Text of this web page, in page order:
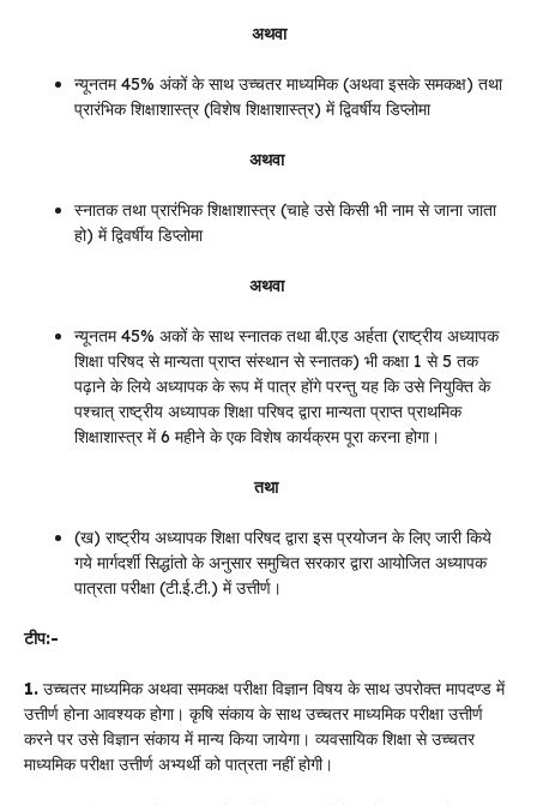
अथवा
न्यूनतम 45% अंकों के साथ उच्चतर माध्यमिक (अथवा इसके समकक्ष) तथा
प्रारंभिक शिक्षाशास्त्र (विशेष शिक्षाशास्त्र) में द्विवर्षीय डिप्लोमा
अथवा
स्नातक तथा प्रारंभिक शिक्षाशास्त्र (चाहे उसे किसी भी नाम से जाना जाता
हो) में द्विवर्षीय डिप्लोमा
अथवा
न्यूनतम 45% अकों के साथ स्नातक तथा बी.एड अर्हता (राष्ट्रीय अध्यापक
शिक्षा परिषद से मान्यता प्राप्त संस्थान से स्नातक) भी कक्षा 1 से 5 तक
पढ़ाने के लिये अध्यापक के रूप में पात्र होंगे परन्तु यह कि उसे नियुक्ति के
पश्चात् राष्ट्रीय अध्यापक शिक्षा परिषद द्वारा मान्यता प्राप्त प्राथमिक
शिक्षाशास्त्र में 6 महीने के एक विशेष कार्यक्रम पूरा करना होगा।
तथा
(ख) राष्ट्रीय अध्यापक शिक्षा परिषद द्वारा इस प्रयोजन के लिए जारी किये
गये मार्गदर्शी सिद्धांतो के अनुसार समुचित सरकार द्वारा आयोजित अध्यापक
पात्रता परीक्षा (टी.ई.टी.) में उत्तीर्ण।
टीप:-
1. उच्चतर माध्यमिक अथवा समकक्ष परीक्षा विज्ञान विषय के साथ उपरोक्त मापदण्ड में
उत्तीर्ण होना आवश्यक होगा। कृषि संकाय के साथ उच्चतर माध्यमिक परीक्षा उत्तीर्ण
करने पर उसे विज्ञान संकाय में मान्य किया जायेगा। व्यवसायिक शिक्षा से उच्चतर
माध्यमिक परीक्षा उत्तीर्ण अभ्यर्थी को पात्रता नहीं होगी।